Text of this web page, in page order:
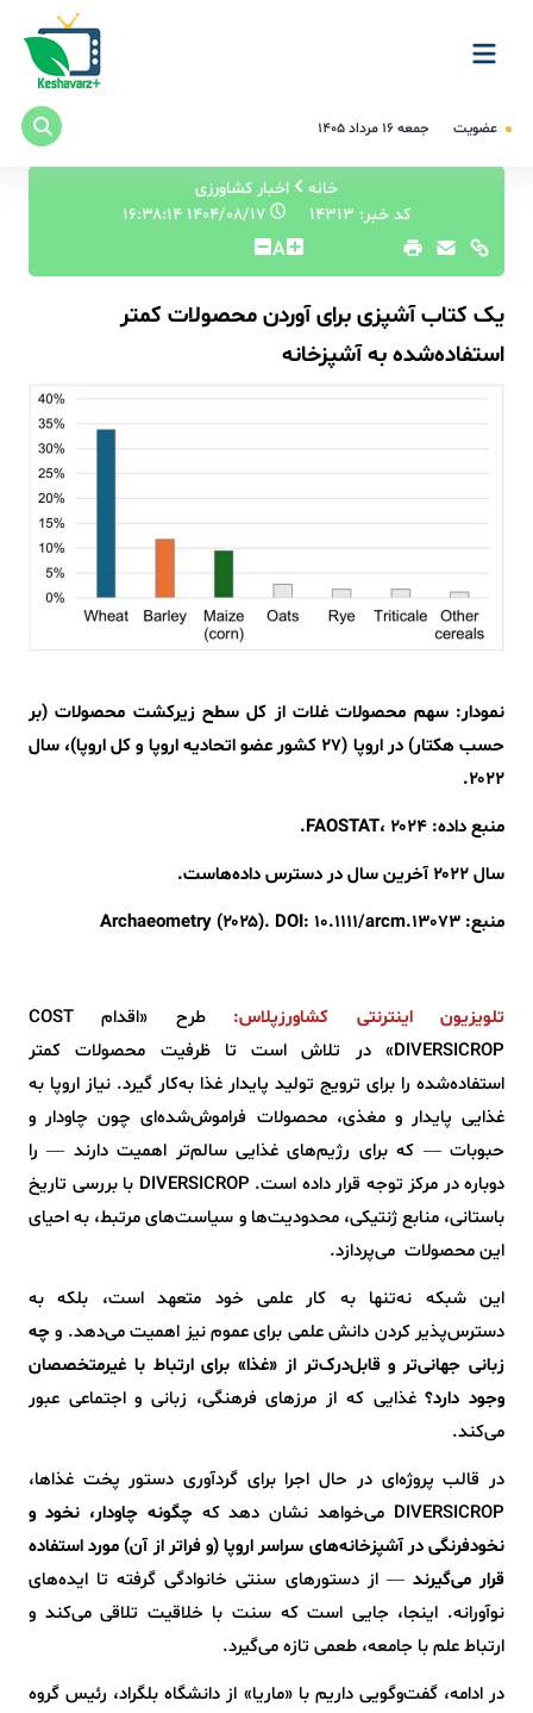
عضویت جمعه ۱۶ مرداد ۱۴۰۵
خانه
اخبار کشاورزی
کد خبر: 14313
۱۴۰۴/۰۸/۱۷ ۱۶:۳۸:۱۴
A
یک کتاب آشپزی برای آوردن محصولات کمتر
استفاده‌شده به آشپزخانه
نمودار: سهم محصولات غلات از کل سطح زیرکشت محصولات (بر
حسب هکتار) در اروپا (۲۷ کشور عضو اتحادیه اروپا و کل اروپا)، سال
۲۰۲۲.
منبع داده: FAOSTAT، ۲۰۲۴.
سال ۲۰۲۲ آخرین سال در دسترس داده‌هاست.
منبع: Archaeometry (۲۰۲۵). DOI: 10.1111/arcm.13073
تلویزیون اینترنتی کشاورزپلاس:
طرح «اقدام COST
DIVERSICROP» در تلاش است تا ظرفیت محصولات کمتر
استفاده‌شده را برای ترویج تولید پایدار غذا به‌کار گیرد. نیاز اروپا به
غذایی پایدار و مغذی، محصولات فراموش‌شده‌ای چون چاودار و
حبوبات — که برای رژیم‌های غذایی سالم‌تر اهمیت دارند — را
دوباره در مرکز توجه قرار داده است. DIVERSICROP با بررسی تاریخ
باستانی، منابع ژنتیکی، محدودیت‌ها و سیاست‌های مرتبط، به احیای
این محصولات می‌پردازد.
این شبکه نه‌تنها به کار علمی خود متعهد است، بلکه به
دسترس‌پذیر کردن دانش علمی برای عموم نیز اهمیت می‌دهد. وچه
زبانی جهانی‌تر و قابل‌درک‌تر از «غذا» برای ارتباط با غیرمتخصصان
وجود دارد؟غذایی که از مرزهای فرهنگی، زبانی و اجتماعی عبور
می‌کند.
در قالب پروژه‌ای در حال اجرا برای گردآوری دستور پخت غذاها،
DIVERSICROP می‌خواهد نشان دهد که
چگونه چاودار، نخود و
نخودفرنگی در آشپزخانه‌های سراسر اروپا (و فراتر از آن) مورد استفاده
قرار می‌گیرند — از دستورهای سنتی خانوادگی گرفته تا ایده‌های
نوآورانه. اینجا، جایی است که سنت با خلاقیت تلاقی می‌کند و
ارتباط علم با جامعه، طعمی تازه می‌گیرد.
در ادامه، گفت‌وگویی داریم با «ماریا» از دانشگاه بلگراد، رئیس گروه